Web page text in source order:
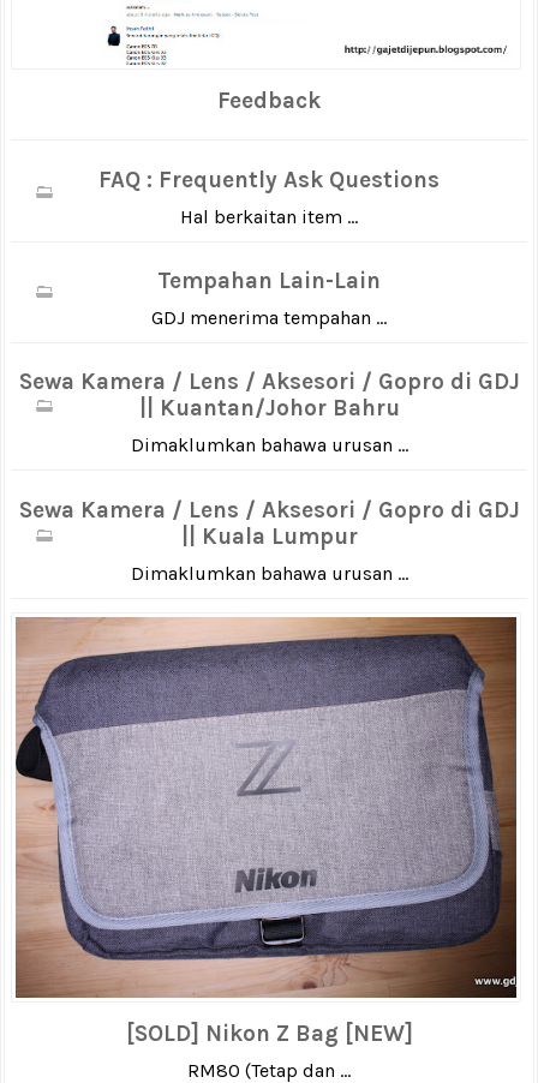
Feedback
FAQ : Frequently Ask Questions
Hal berkaitan item ...
Tempahan Lain-Lain
GDJ menerima tempahan ...
Sewa Kamera / Lens / Aksesori / Gopro di GDJ
|| Kuantan/Johor Bahru
Dimaklumkan bahawa urusan ...
Sewa Kamera / Lens / Aksesori / Gopro di GDJ
|| Kuala Lumpur
Dimaklumkan bahawa urusan ...
[SOLD] Nikon Z Bag [NEW]
RM80 (Tetap dan ...